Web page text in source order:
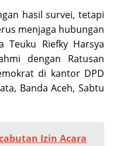
hasil survei, tetapi
menjaga hubungan
Teuku Riefky Harsya
dengan Ratusan
di kantor DPD
Banda Aceh, Sabtu
Izin Acara